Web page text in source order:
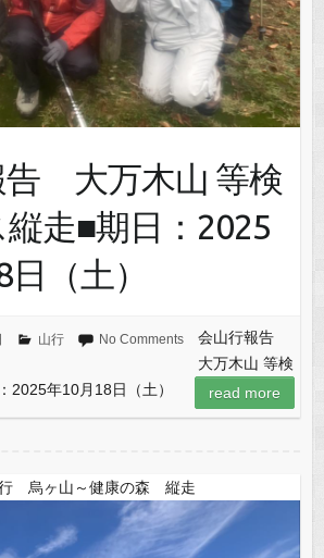
告 大万木山 等検
走■期日：2025
（土）
山行 No Comments
会山行報告
大万木山 等検
2025年10月18日（土）
read more
行 烏ヶ山～健康の森 縦走